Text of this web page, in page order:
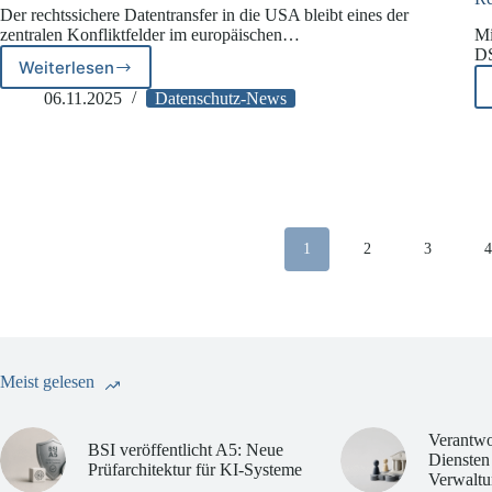
Der rechtssichere Datentransfer in die USA bleibt eines der
zentralen Konfliktfelder im europäischen…
Weiterlesen
Streit
über
06.11.2025 Datenschutz-News
1 2 3 4
Meist gelesen
BSI veröffentlicht A5: Neue
Prüfarchitektur für KI-Systeme